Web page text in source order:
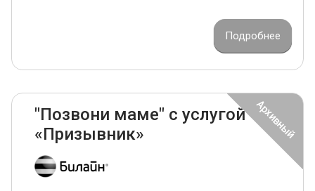
Подробнее
"Позвони маме" с услугой
«Призывник»